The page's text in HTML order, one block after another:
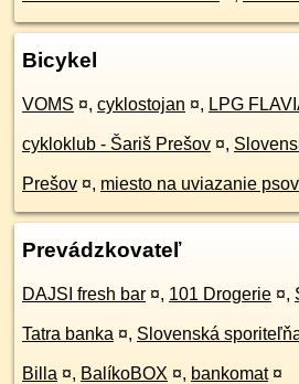
Bicykel
VOMS ¤, cyklostojan ¤, LPG
cykloklub - Šariš Prešov ¤,
Prešov ¤, miesto na uviazanie psov
Prevádzkovateľ
DAJSI fresh bar ¤, 101 Drogerie ¤,
Tatra banka ¤, Slovenská
Billa ¤, BalíkoBOX ¤, bankomat ¤